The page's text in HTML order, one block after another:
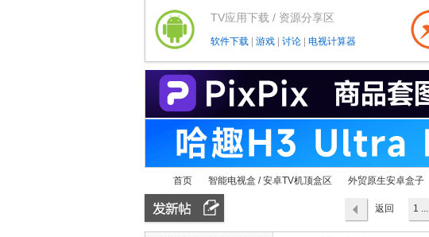
TV应用下载 / 资源分享区
软件下载 游戏 讨论 电视计算器
首页 智能电视盒 / 安卓TV机顶盒区 外贸原生安卓盒子
1 ...
返回
列表